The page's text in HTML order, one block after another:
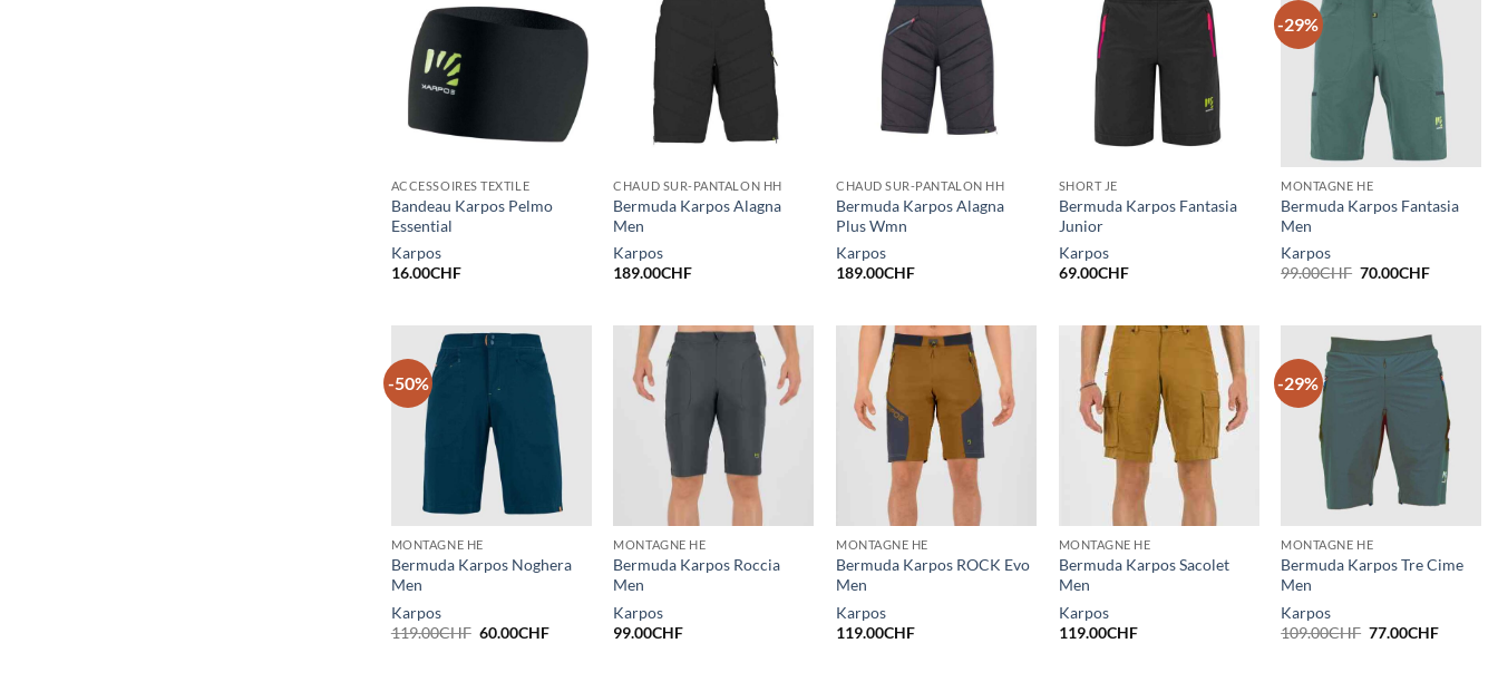
ACCESSOIRES TEXTILE
Bandeau Karpos Pelmo
Essential
Karpos
16.00CHF
CHAUD SUR-PANTALON HH
Bermuda Karpos Alagna
Men
Karpos
189.00CHF
CHAUD SUR-PANTALON HH
Bermuda Karpos Alagna
Plus Wmn
Karpos
189.00CHF
SHORT JE
Bermuda Karpos Fantasia
Junior
Karpos
69.00CHF
-29%
MONTAGNE HE
Bermuda Karpos Fantasia
Men
Karpos
99.00CHF Le
99.00CHF.
70.00CHFLe
-50%
MONTAGNE HE
Bermuda Karpos Noghera
Men
Karpos
119.00CHF Le
60.00CHFLe
MONTAGNE HE
Bermuda Karpos Roccia
Men
Karpos
99.00CHF
MONTAGNE HE
Bermuda Karpos ROCK Evo
Men
Karpos
119.00CHF
MONTAGNE HE
Bermuda Karpos Sacolet
Men
Karpos
119.00CHF
-29%
MONTAGNE HE
Bermuda Karpos Tre Cime
Men
Karpos
109.00CHF Le
77.00CHFLe